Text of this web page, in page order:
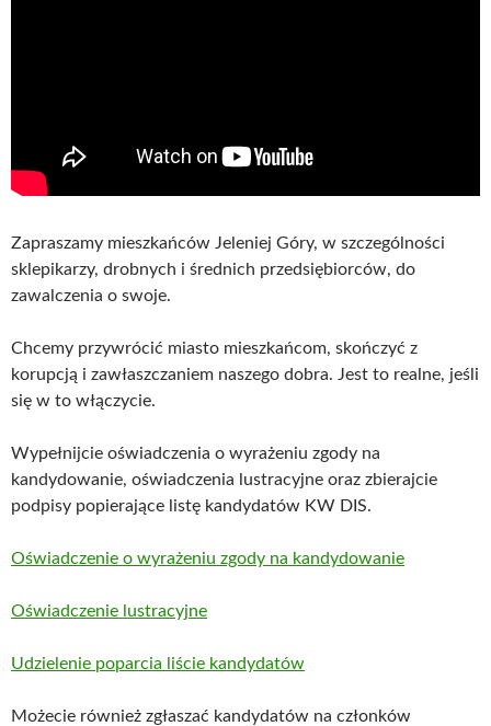
Zapraszamy mieszkańców Jeleniej Góry, w szczególności
sklepikarzy, drobnych i średnich przedsiębiorców, do
zawalczenia o swoje.
Chcemy przywrócić miasto mieszkańcom, skończyć z
korupcją i zawłaszczaniem naszego dobra. Jest to realne, jeśli
się w to włączycie.
Wypełnijcie oświadczenia o wyrażeniu zgody na
kandydowanie, oświadczenia lustracyjne oraz zbierajcie
podpisy popierające listę kandydatów KW DIS.
Oświadczenie o wyrażeniu zgody na kandydowanie
Oświadczenie lustracyjne
Udzielenie poparcia liście kandydatów
Możecie również zgłaszać kandydatów na członków